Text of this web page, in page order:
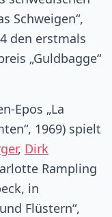
Schweigen“,
den erstmals
„Guldbagge“
Epos „La
1969) spielt
, Dirk
Rampling
in
Flüstern“,